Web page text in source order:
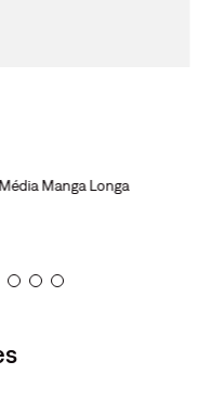
Manga Longa